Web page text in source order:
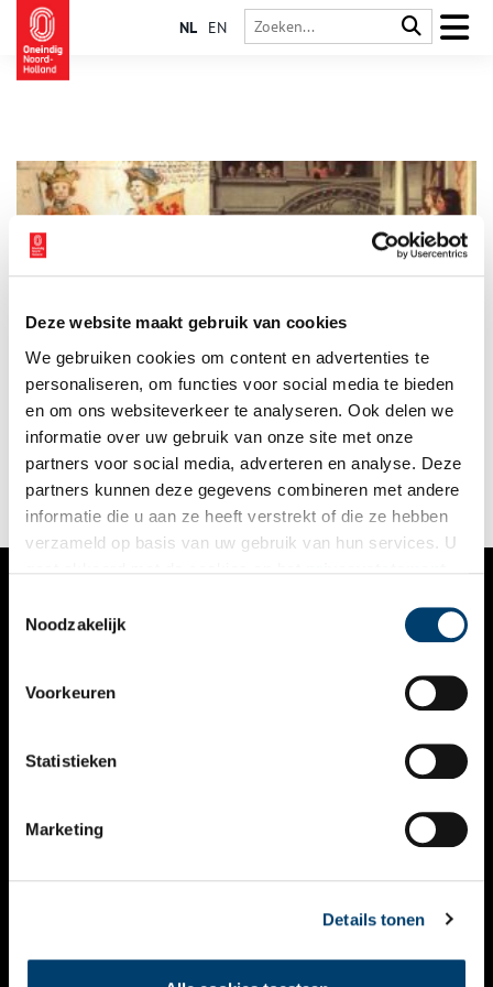
Deze website maakt gebruik van cookies
We gebruiken cookies om content en advertenties te
personaliseren, om functies voor social media te bieden
en om ons websiteverkeer te analyseren. Ook delen we
informatie over uw gebruik van onze site met onze
partners voor social media, adverteren en analyse. Deze
partners kunnen deze gegevens combineren met andere
informatie die u aan ze heeft verstrekt of die ze hebben
verzameld op basis van uw gebruik van hun services. U
Noodzakelijk
Voorkeuren
Statistieken
Marketing
Details tonen
NL EN
Duitse Rijk
Om het verhaal van Floris V te begrijpen, en te snappen
waarom hij zoveel dwangburchten en kastelen bouwde,
verdiepen we ons eerst in zijn vader: Willem II.
VERHALEN
KALENDER
THEMA’S
VIDEO’S
CONTACT